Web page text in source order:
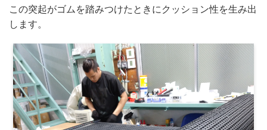
この突起がゴムを踏みつけたときにクッション性を生み出
します。